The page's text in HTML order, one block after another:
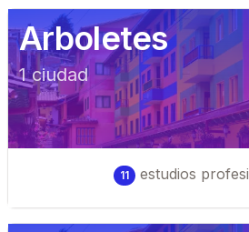
Arboletes
1ciudad
11 estudios